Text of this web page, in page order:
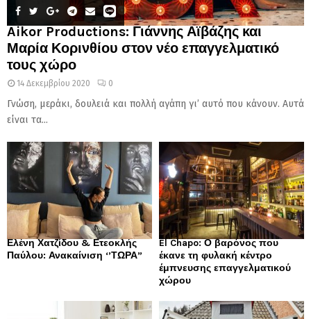
Aikor Productions: Γιάννης Αϊβάζης και
Μαρία Κορινθίου στον νέο επαγγελματικό
τους χώρο
14 Δεκεμβρίου 2020 0
Γνώση, μεράκι, δουλειά και πολλή αγάπη γι’ αυτό που κάνουν. Αυτά
είναι τα...
Ελένη Χατζίδου & Ετεοκλής
Παύλου: Ανακαίνιση ‘’ΤΩΡΑ”
El Chapo: Ο βαρόνος που
έκανε τη φυλακή κέντρο
έμπνευσης επαγγελματικού
χώρου